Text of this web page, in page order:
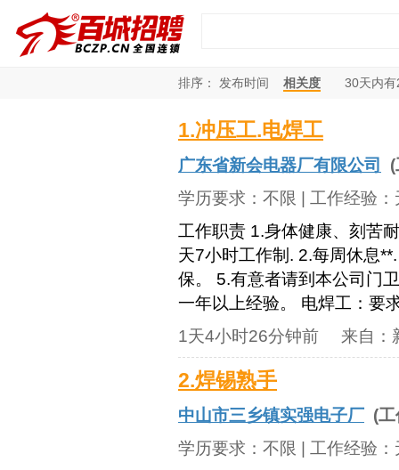
排序： 发布时间 相关度 30天内有
1.冲压工.电焊工
广东省新会电器厂有限公司
学历要求： 不限 | 工作经验：
工作职责 1.身体健康、刻苦
天7小时工作制. 2.每周休息
保。 5.有意者请到本公司门
一年以上经验。 电焊工：要
1天4小时26分钟前 来自：
2.焊锡熟手
中山市三乡镇实强电子厂 (
学历要求： 不限 | 工作经验：